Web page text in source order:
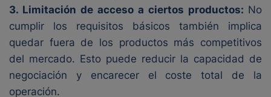
3. Limitación de acceso a ciertos productos: No
cumplir los requisitos básicos también implica
quedar fuera de los productos más competitivos
del mercado. Esto puede reducir la capacidad de
negociación y encarecer el coste total de la
operación.